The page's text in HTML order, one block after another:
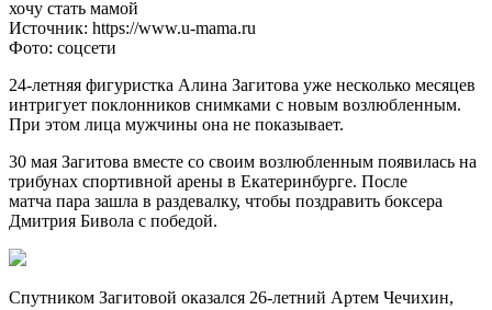
хочу стать мамой
Источник: https://www.u-mama.ru
Фото: соцсети
24-летняя фигуристка Алина Загитова уже несколько месяцев
интригует поклонников снимками с новым возлюбленным.
При этом лица мужчины она не показывает.
30 мая Загитова вместе со своим возлюбленным появилась на
трибунах спортивной арены в Екатеринбурге. После
матча пара зашла в раздевалку, чтобы поздравить боксера
Дмитрия Бивола с победой.
Спутником Загитовой оказался 26-летний Артем Чечихин,